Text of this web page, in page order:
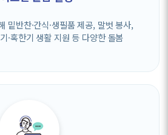
밑반찬·간식·생필품 제공, 말벗 봉사,
·혹한기 생활 지원 등 다양한 돌봄